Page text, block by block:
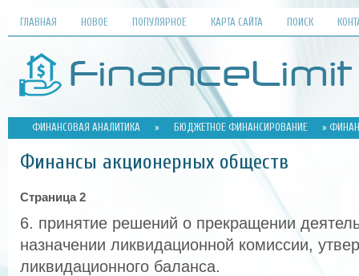
ГЛАВНАЯ НОВОЕ ПОПУЛЯРНОЕ КАРТА САЙТА ПОИСК
ФИНАНСОВАЯ АНАЛИТИКА » БЮДЖЕТНОЕ ФИНАНСИРОВАНИЕ »
Финансы акционерных обществ
Страница 2
6. принятие решений о прекращении
назначении ликвидационной комиссии,
ликвидационного баланса.